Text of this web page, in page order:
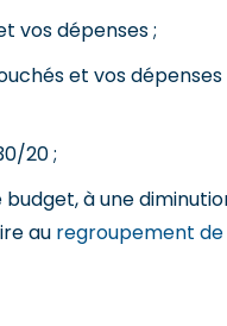
vos dépenses ;
et vos dépenses
20 ;
à une
au regroupement de